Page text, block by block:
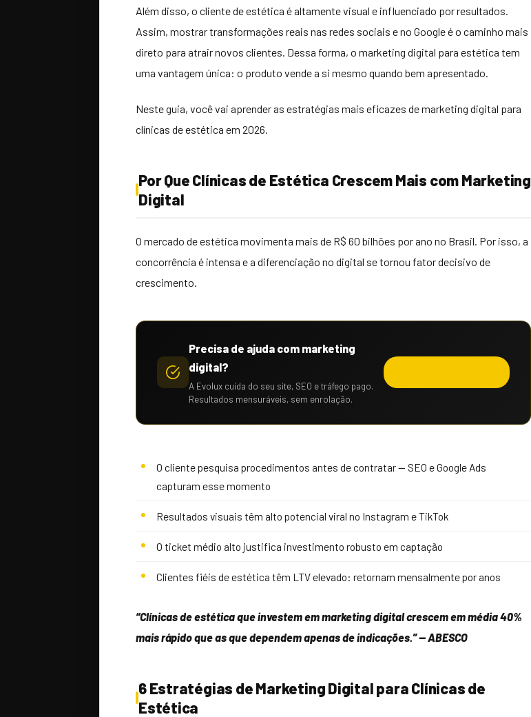
Além disso, o cliente de estética é altamente visual e influenciado por resultados.
Assim, mostrar transformações reais nas redes sociais e no Google é o caminho mais
direto para atrair novos clientes. Dessa forma, o marketing digital para estética tem
uma vantagem única: o produto vende a si mesmo quando bem apresentado.
Neste guia, você vai aprender as estratégias mais eficazes de marketing digital para
clínicas de estética em 2026.
Por Que Clínicas de Estética Crescem Mais com Marketing
Digital
O mercado de estética movimenta mais de R$ 60 bilhões por ano no Brasil. Por isso, a
concorrência é intensa e a diferenciação no digital se tornou fator decisivo de
crescimento.
Precisa de ajuda com marketing
digital?
A Evolux cuida do seu site, SEO e tráfego pago.
Resultados mensuráveis, sem enrolação.
O cliente pesquisa procedimentos antes de contratar — SEO e Google Ads
capturam esse momento
Resultados visuais têm alto potencial viral no Instagram e TikTok
O ticket médio alto justifica investimento robusto em captação
Clientes fiéis de estética têm LTV elevado: retornam mensalmente por anos
“Clínicas de estética que investem em marketing digital crescem em média 40%
mais rápido que as que dependem apenas de indicações.” — ABESCO
6 Estratégias de Marketing Digital para Clínicas de
Estética